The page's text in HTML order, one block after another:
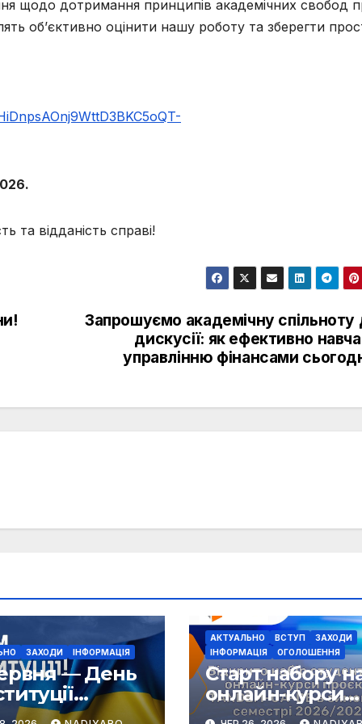
щодо дотримання принципів академічних свобод
об’єктивно оцінити нашу роботу та зберегти
та відданість справі!
Запрошуємо академічну спільноту
дискусії: як ефективно
управлінню фінансами
ЗАХОДИ ІНФОРМАЦІЯ
— День
АКТУАЛЬНО ВСТУП
ЗАХОДИ
ІНФОРМАЦІЯ
ОГОЛОШЕННЯ
Старт набору
онлайн-курси
проєкту
15 липня 2022,
бакалаврів.